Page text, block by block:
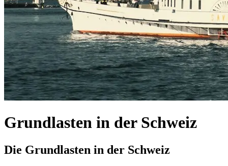
Grundlasten in der Schweiz
Die Grundlasten in der Schweiz